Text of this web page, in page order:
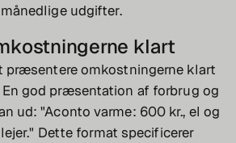
udgifter.
klart
præsentere omkostningerne klart
god præsentation af forbrug og
ud: "Aconto varme: 600 kr., el og
Dette format specificerer